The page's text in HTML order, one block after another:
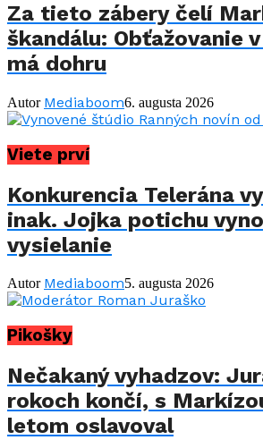
Za tieto zábery čelí
škandálu: Obťažovanie
má dohru
Autor Mediaboom6. augusta 2026
Viete prví
Konkurencia Telerána
inak. Jojka potichu
vysielanie
Autor Mediaboom5. augusta 2026
Pikošky
Nečakaný vyhadzov:
rokoch končí, s
letom oslavoval